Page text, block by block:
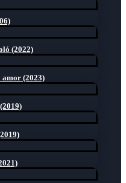
(2022)
amor (2023)